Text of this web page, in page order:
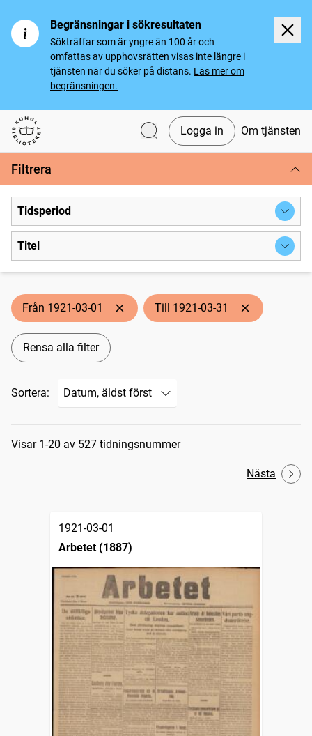
Begränsningar i sökresultaten
Sökträffar som är yngre än 100 år och
omfattas av upphovsrätten visas inte längre i
tjänsten när du söker på distans. Läs mer om
begränsningen.
Svenska tidningar
Logga in Om tjänsten
Filtrera
Tidsperiod
Titel
Från 1921-03-01 Till 1921-03-31
Rensa alla filter
Sortera:
Sökresultat
Visar 1-20 av 527 tidningsnummer
Nästa
1921-03-01
Arbetet (1887)